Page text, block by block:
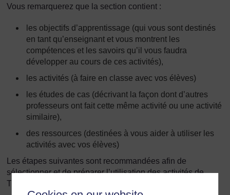
Vous remarquerez que la section contient :
les objectifs d’apprentissage (qui vous sont destinés
en tant qu’enseignant et vous montrent les
compétences et les savoirs qu’il vous faudra
développer au cours de ces activités),
les activités (à faire en classe avec vos élèves)
les études de cas (décrivant la façon dont d’autres
professeurs ont fait cette même activité ou une activité
similaire),
des ressources (destinées à vous aider à utiliser les
activités avec vos élèves)
Les étapes suivantes sont recommandées afin de
sélectionner et de préparer l’utilisation des activités de
TESSA dans le programme.